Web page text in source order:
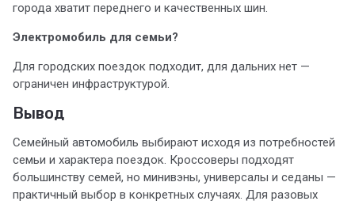
города хватит переднего и качественных шин.
Электромобиль для семьи?
Для городских поездок подходит, для дальних нет —
ограничен инфраструктурой.
Вывод
Семейный автомобиль выбирают исходя из потребностей
семьи и характера поездок. Кроссоверы подходят
большинству семей, но минивэны, универсалы и седаны —
практичный выбор в конкретных случаях. Для разовых